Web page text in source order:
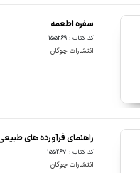
سفره اطعمه
کد کتاب : 155269
انتشارات چوگان
راهنمای فرآورده های
کد کتاب : 155267
انتشارات چوگان